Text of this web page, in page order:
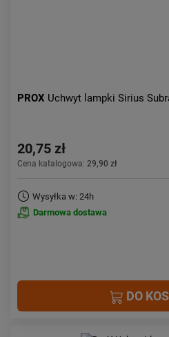
PROX Uchwyt lampki Sirius
20,75 zł
Cena katalogowa: 29,90 zł
Wysyłka w: 24h
Darmowa dostawa
DO